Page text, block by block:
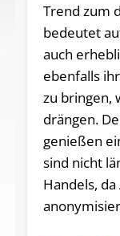
Trend zum
bedeutet
auch
ebenfalls
zu bringen,
drängen.
genießen
sind nicht
Handels,